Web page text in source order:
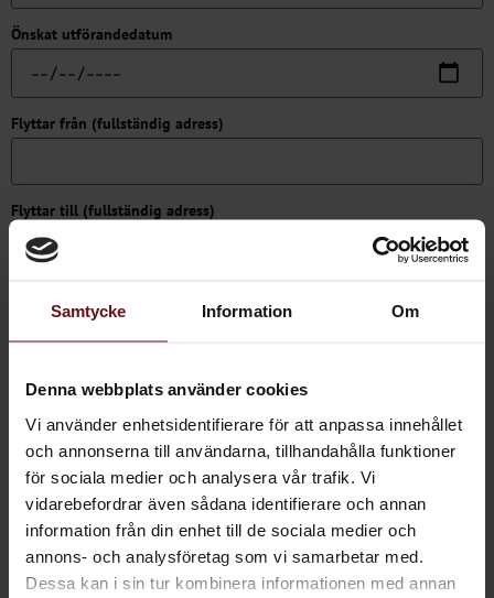
Samtycke Information Om
Denna webbplats använder cookies
Vi använder enhetsidentifierare för att anpassa innehållet
och annonserna till användarna, tillhandahålla funktioner
för sociala medier och analysera vår trafik. Vi
vidarebefordrar även sådana identifierare och annan
information från din enhet till de sociala medier och
annons- och analysföretag som vi samarbetar med.
Dessa kan i sin tur kombinera informationen med annan
Önskat utförandedatum
Flyttar från (fullständig adress)
Flyttar till (fullständig adress)
pälsdjur på någon av adresserna?
Ja
Vad avser uppdraget? Beskriv uppdraget i stort!